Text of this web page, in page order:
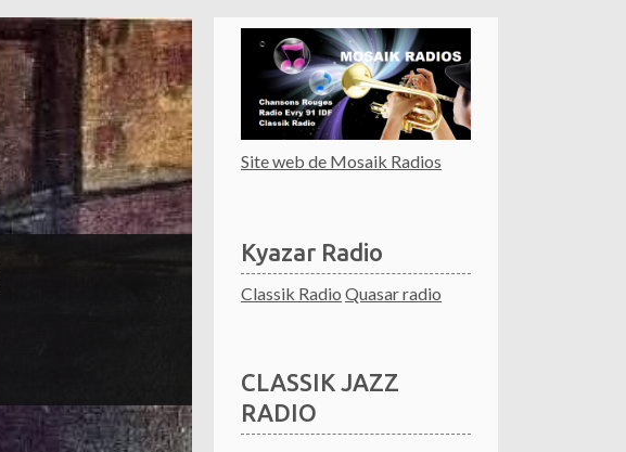
Site web de Mosaik Radios
Kyazar Radio
Classik Radio Quasar radio
CLASSIK JAZZ
RADIO